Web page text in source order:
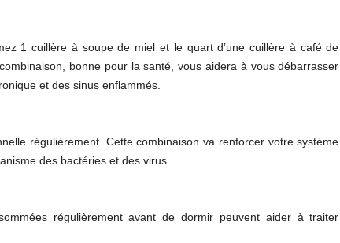
1 cuillère à soupe de miel et le quart d’une cuillère à café de
bonne pour la santé, vous aidera à vous débarrasser
et des sinus enflammés.
régulièrement. Cette combinaison va renforcer votre système
des bactéries et des virus.
régulièrement avant de dormir peuvent aider à traiter